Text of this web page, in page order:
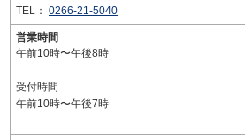
TEL： 0266-21-5040
営業時間
午前10時〜午後8時
受付時間
午前10時〜午後7時